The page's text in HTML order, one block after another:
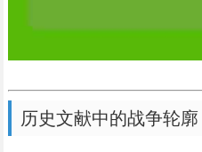
历史文献中的战争轮廓